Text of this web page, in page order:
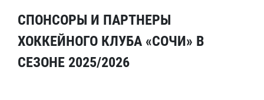
СПОНСОРЫ И ПАРТНЕРЫ
ХОККЕЙНОГО КЛУБА «СОЧИ» В
СЕЗОНЕ 2025/2026